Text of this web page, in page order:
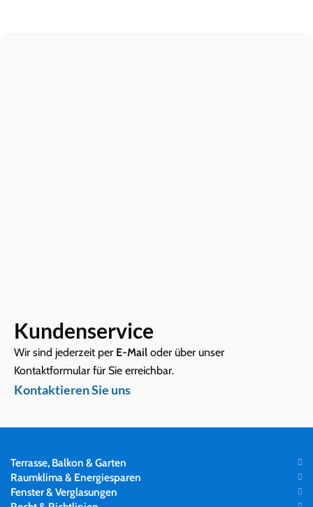
Kundenservice
Wir sind jederzeit per E-Mail oder über unser
Kontaktformular für Sie erreichbar.
Kontaktieren Sie uns
Terrasse, Balkon & Garten
Raumklima & Energiesparen
Fenster & Verglasungen